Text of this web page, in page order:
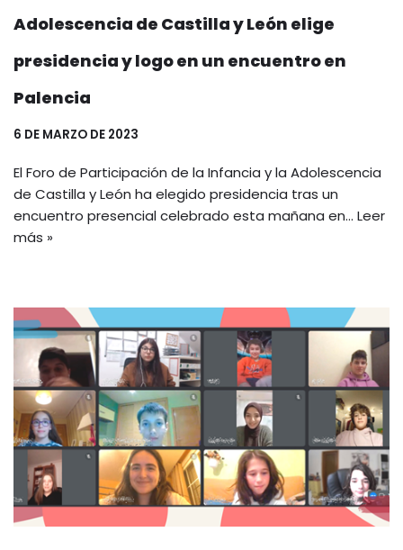
Adolescencia de Castilla y León elige
presidencia y logo en un encuentro en
Palencia
6 DE MARZO DE 2023
El Foro de Participación de la Infancia y la Adolescencia
de Castilla y León ha elegido presidencia tras un
encuentro presencial celebrado esta mañana en… Leer
más »